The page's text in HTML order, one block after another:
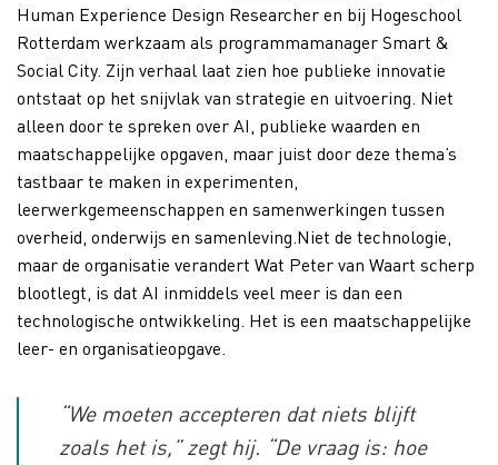
Human Experience Design Researcher en bij Hogeschool
Rotterdam werkzaam als programmamanager Smart &
Social City. Zijn verhaal laat zien hoe publieke innovatie
ontstaat op het snijvlak van strategie en uitvoering. Niet
alleen door te spreken over AI, publieke waarden en
maatschappelijke opgaven, maar juist door deze thema’s
tastbaar te maken in experimenten,
leerwerkgemeenschappen en samenwerkingen tussen
overheid, onderwijs en samenleving.Niet de technologie,
maar de organisatie verandert Wat Peter van Waart scherp
blootlegt, is dat AI inmiddels veel meer is dan een
technologische ontwikkeling. Het is een maatschappelijke
leer- en organisatieopgave.
“We moeten accepteren dat niets blijft
zoals het is,” zegt hij. “De vraag is: hoe